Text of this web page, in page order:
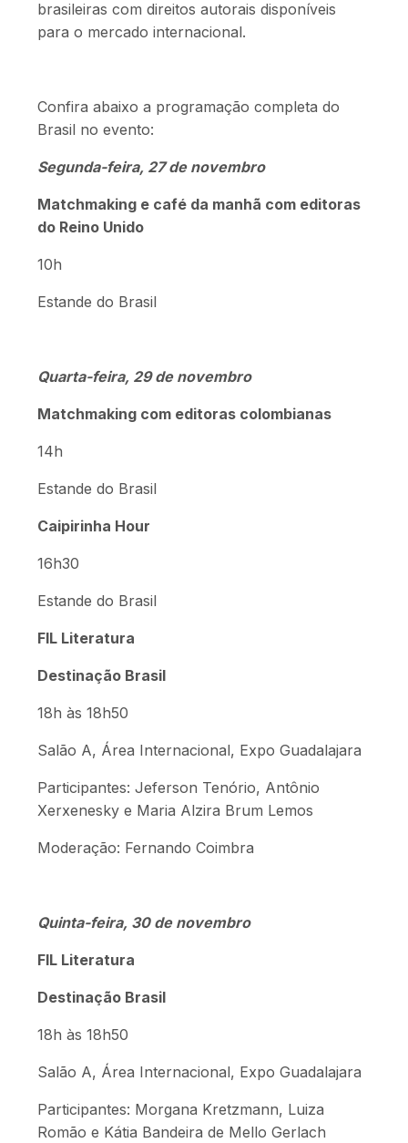
brasileiras com direitos autorais disponíveis
para o mercado internacional.
Confira abaixo a programação completa do
Brasil no evento:
Segunda-feira, 27 de novembro
Matchmaking e café da manhã com editoras
do Reino Unido
10h
Estande do Brasil
Quarta-feira, 29 de novembro
Matchmaking com editoras colombianas
14h
Estande do Brasil
Caipirinha Hour
16h30
Estande do Brasil
FIL Literatura
Destinação Brasil
18h às 18h50
Salão A, Área Internacional, Expo Guadalajara
Participantes: Jeferson Tenório, Antônio
Xerxenesky e Maria Alzira Brum Lemos
Moderação: Fernando Coimbra
Quinta-feira, 30 de novembro
FIL Literatura
Destinação Brasil
18h às 18h50
Salão A, Área Internacional, Expo Guadalajara
Participantes: Morgana Kretzmann, Luiza
Romão e Kátia Bandeira de Mello Gerlach